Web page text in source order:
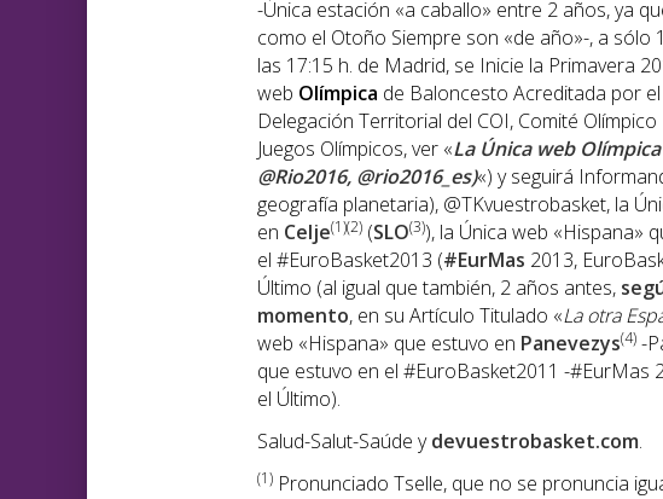
-Única estación «a caballo» entre 2 años, ya
como el Otoño Siempre son «de año»-, a sólo
las 17:15 h. de Madrid, se Inicie la Primavera
web Olímpica de Baloncesto Acreditada por
Delegación Territorial del COI, Comité
Juegos Olímpicos, ver «La Única web
@Rio2016, @rio2016_es)«) y seguirá
geografía planetaria), @TKvuestrobasket, la
en Celje(1)(2) (SLO(3)), la Única web «Hispana»
el #EuroBasket2013 (#EurMas 2013,
Último (al igual que también, 2 años antes,
momento, en su Artículo Titulado «La otra
web «Hispana» que estuvo en Panevezys(4) -
que estuvo en el #EuroBasket2011 -#EurMas
el Último).
Salud-Salut-Saúde ydevuestrobasket.com.
(1) Pronunciado Tselle, que no se pronuncia